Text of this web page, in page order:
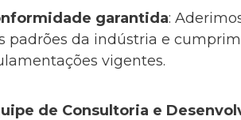
garantida:
padrões da indústria e
vigentes.
de Consultoria e